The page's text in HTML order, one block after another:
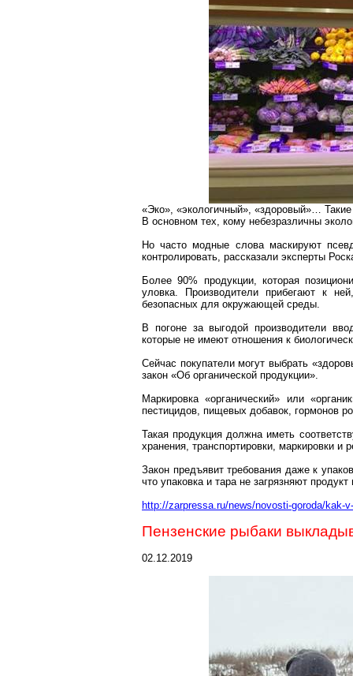
«Эко», «экологичный», «здоровый»…
В основном тех, кому небезразличны
Но часто модные слова маскируют
контролировать, рассказали эксперты
Более 90% продукции, которая
уловка. Производители прибегают к
безопасных для окружающей среды.
В погоне за выгодой производители
которые не имеют отношения к
Сейчас покупатели могут выбрать
закон «Об органической продукции».
Маркировка «органический» или
пестицидов, пищевых добавок, гормонов
Такая продукция должна иметь
хранения, транспортировки, маркировки и
Закон предъявит требования даже к
что упаковка и тара не загрязняют
http://zarpressa.ru/news/novosti-goroda/kak-
Пензенские рыбаки
02.12.2019